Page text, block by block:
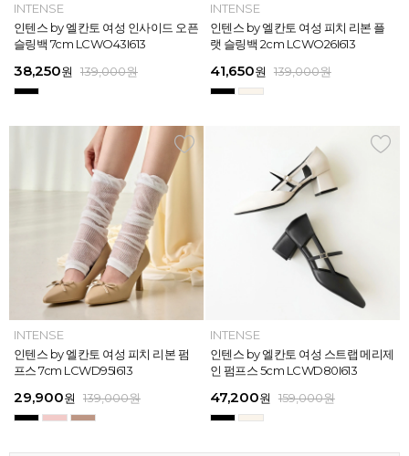
INTENSE
인텐스 by 엘칸토 여성 위빙 스트랩
플랫 샌들 2.5cm LCWW05I626
45,900원 159,000원
MAZZ
마쯔 by 엘칸토 여성 와이드 위빙 크
로스 컴포트 뮬 3.5cm LCWW62M6
45,900원 159,000원
ELCANTO
[EXCLUSIVE] 노엘 엘칸토 여성 젤리
슈즈 2.3cm LCWW01U626
29,000원
MAZZ
마쯔 by 엘칸토 여성 크로스 와이드
스트랩 컴포트 샌들 3.5cm LCWW27
45,900원 159,000원
INTENSE
인텐스 by 엘칸토 여성 인사이드 오픈
슬링백 7cm LCWO43I613
38,250원 139,000원
INTENSE
인텐스 by 엘칸토 여성 피치 리본 플
랫 슬링백 2cm LCWO26I613
41,650원 139,000원
INTENSE
인텐스 by 엘칸토 여성 피치 리본 펌
프스 7cm LCWD95I613
29,900원 139,000원
INTENSE
인텐스 by 엘칸토 여성 스트랩 메리제
인 펌프스 5cm LCWD80I613
47,200원 159,000원
MAZZ
마쯔 by 엘칸토 여성 미니버클 캐주얼
로퍼 2.5cm LCWC02M613
28,720원 159,000원
INTENSE
인텐스 by 엘칸토 여성 피치 리본 더
블 스트랩 메리제인 2cm LCWD97I6
45,900원 159,000원
INTENSE
인텐스 by 엘칸토 여성 에나멜 스퀘어
오브제 플랫슈즈 1.5cm LCWD53I613
41,650원 149,000원
INTENSE
인텐스 by 엘칸토 여성 클래식 스트랩
로퍼 2cm LCWD72I613
27,920원 159,000원
MAZZ
마쯔 by 엘칸토 여성 슈레이스 포인트
고프코어 스니커즈 3cm LCWS03M
31,920원 169,000원
MAZZ
마쯔 by 엘칸토 여성 별자수 어글리
스니커즈 3.5cm LCWS04M613
39,900원 169,000원
MAZZ
마쯔 by 엘칸토 여성 투밴드 고프코어
플랫 캐주얼 2.5cm LCWC97M613
43,200원 159,000원
MAZZ
마쯔 by 엘칸토 여성 데이엔 스니커즈
3.5cm LCWS20M613
71,400원 189,000원
INTENSE
인텐스 by 엘칸토 여성 위빙 스트랩
플랫 샌들 2.5cm LCWW05I626
45,900원 159,000원
MAZZ
마쯔 by 엘칸토 여성 와이드 위빙 크
로스 컴포트 뮬 3.5cm LCWW62M6
45,900원 159,000원
ELCANTO
[EXCLUSIVE] 노엘 엘칸토 여성 젤리
슈즈 2.3cm LCWW01U626
29,000원
MAZZ
마쯔 by 엘칸토 여성 크로스 와이드
스트랩 컴포트 샌들 3.5cm LCWW27
45,900원 159,000원
INTENSE
인텐스 by 엘칸토 여성 인사이드 오픈
슬링백 7cm LCWO43I613
38,250원 139,000원
INTENSE
인텐스 by 엘칸토 여성 피치 리본 플
랫 슬링백 2cm LCWO26I613
41,650원 139,000원
INTENSE
인텐스 by 엘칸토 여성 피치 리본 펌
프스 7cm LCWD95I613
29,900원 139,000원
INTENSE
인텐스 by 엘칸토 여성 스트랩 메리제
인 펌프스 5cm LCWD80I613
47,200원 159,000원